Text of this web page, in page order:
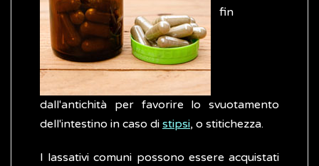
fin
dall'antichità per favorire lo svuotamento
dell'intestino in caso di stipsi, o stitichezza.
I lassativi comuni possono essere acquistati